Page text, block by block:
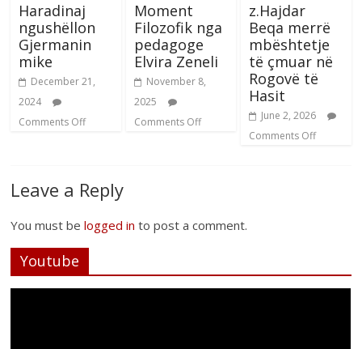
Haradinaj
ngushëllon
Gjermanin
mike
December 21,
2024
Comments Off
Moment
Filozofik nga
pedagoge
Elvira Zeneli
November 8,
2025
Comments Off
z.Hajdar
Beqa merrë
mbështetje
të çmuar në
Rogovë të
Hasit
June 2, 2026
Comments Off
Leave a Reply
You must belogged in to post a comment.
Youtube